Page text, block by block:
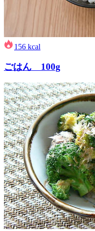
156 kcal
ごはん 100g